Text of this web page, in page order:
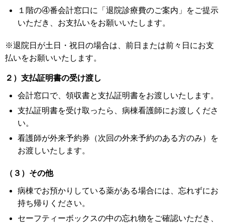
１階の④番会計窓口に「退院診療費のご案内」をご提示
いただき、お支払いをお願いいたします。
※退院日が土日・祝日の場合は、前日または前々日にお支
払いをお願いいたします。
２）支払証明書の受け渡し
会計窓口で、領収書と支払証明書をお渡しいたします。
支払証明書を受け取ったら、病棟看護師にお渡しくださ
い。
看護師が外来予約券（次回の外来予約のある方のみ）を
お渡しいたします。
（３）その他
病棟でお預かりしている薬がある場合には、忘れずにお
持ち帰りください。
セーフティーボックスの中の忘れ物をご確認いただき、